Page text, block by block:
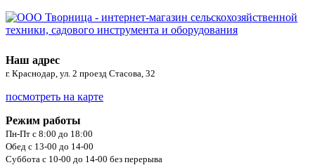
Наш адрес
г. Краснодар, ул. 2 проезд Стасова, 32
посмотреть на карте
Режим работы
Пн-Пт с 8:00 до 18:00
Обед с 13-00 до 14-00
Суббота с 10-00 до 14-00 без перерыва